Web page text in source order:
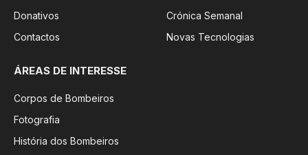
Donativos
Contactos
Crónica Semanal
Novas Tecnologias
ÁREAS DE INTERESSE
Corpos de Bombeiros
Fotografia
História dos Bombeiros